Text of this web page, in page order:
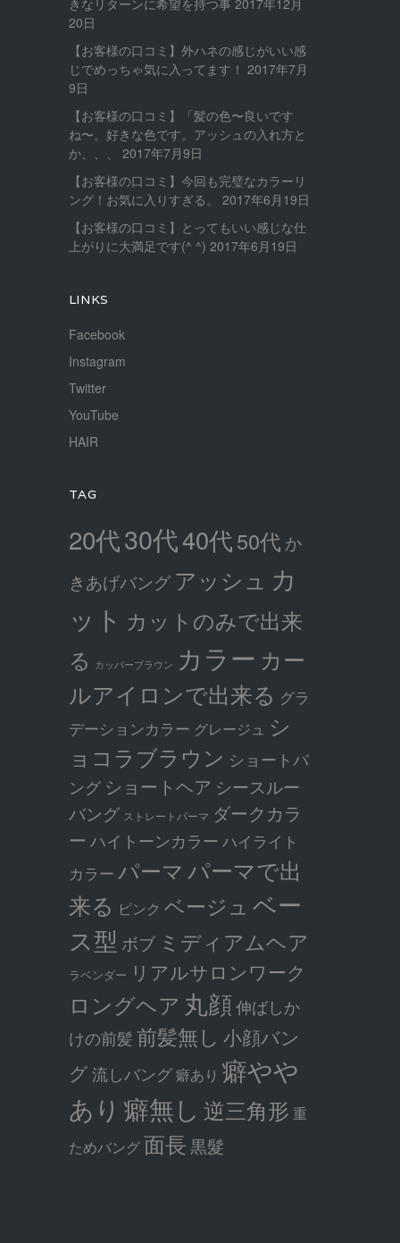
20日
【お客様の口コミ】外ハネの感じがいい感
じでめっちゃ気に入ってます！ 2017年7月
9日
【お客様の口コミ】「髪の色〜良いです
ね〜。好きな色です。アッシュの入れ方と
か、、、
2017年7月9日
【お客様の口コミ】今回も完璧なカラーリ
ング！お気に入りすぎる。
2017年6月19日
【お客様の口コミ】とってもいい感じな仕
上がりに大満足です(^ ^) 2017年6月19日
LINKS
Facebook
Instagram
Twitter
YouTube
HAIR
TAG
20代30代40代50代 か
きあげバング アッシュ カ
ット カットのみで出来
る カッパーブラウン カラー カー
ルアイロンで出来る グラ
デーションカラー グレージュ シ
ョコラブラウン ショートバ
ング ショートヘア シースルー
バング ストレートパーマ ダークカラ
ー ハイトーンカラー ハイライト
カラー パーマ パーマで出
来る ピンク ベージュ ベー
ス型 ボブ ミディアムヘア
ラベンダー リアルサロンワーク
ロングヘア 丸顔伸ばしか
けの前髪前髪無し 小顔バン
グ流しバング癖あり 癖やや
あり 癖無し 逆三角形 重
ためバング 面長黒髮